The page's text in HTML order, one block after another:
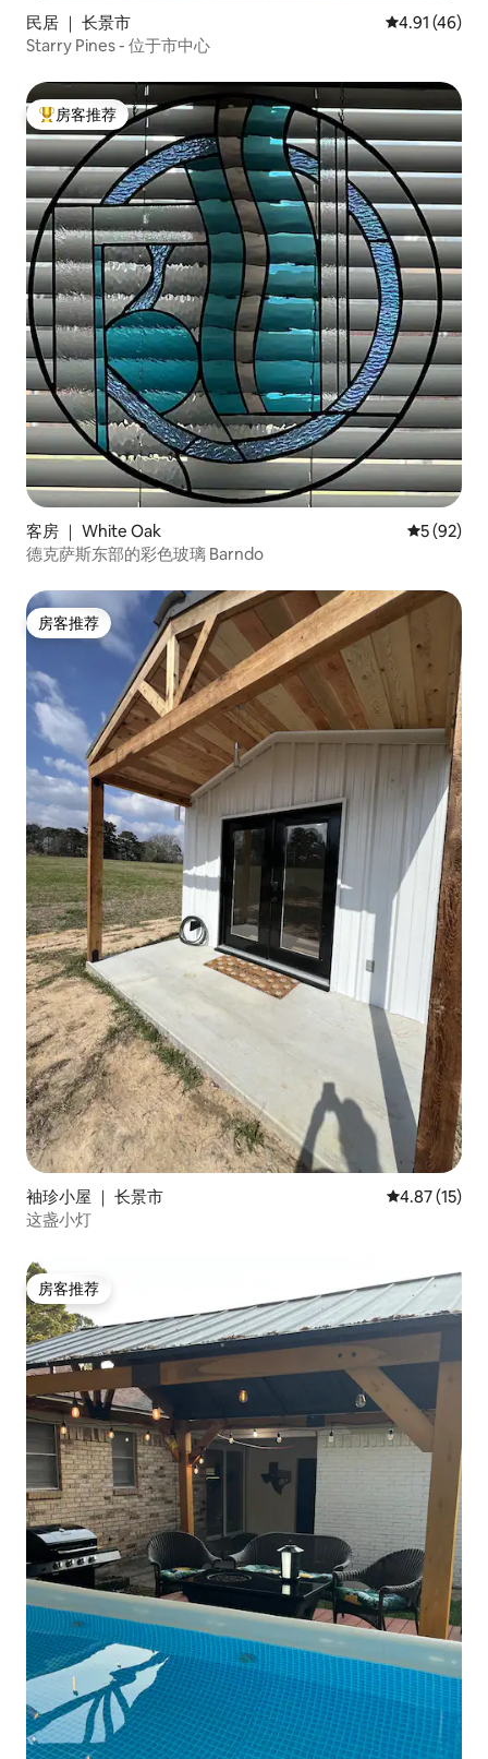
民居 ｜ 长景市 平均评分
4.91 (46)
Starry Pines - 位于市中心
热门「房客推荐」
房客推荐
客房 ｜ White Oak 平均评分
5 (92)
德克萨斯东部的彩色玻璃 Barndo
房客推荐
房客推荐
袖珍小屋 ｜ 长景市 平均评分
4.87 (15)
这盏小灯
房客推荐
房客推荐